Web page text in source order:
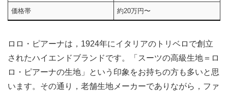
価格帯 約20万円〜
ロロ・ピアーナは，1924年にイタリアのトリベロで創立
されたハイエンドブランドです。「スーツの高級生地＝ロ
ロ・ピアーナの生地」という印象をお持ちの方も多いと思
います。その通り，老舗生地メーカーでありながら，ファ